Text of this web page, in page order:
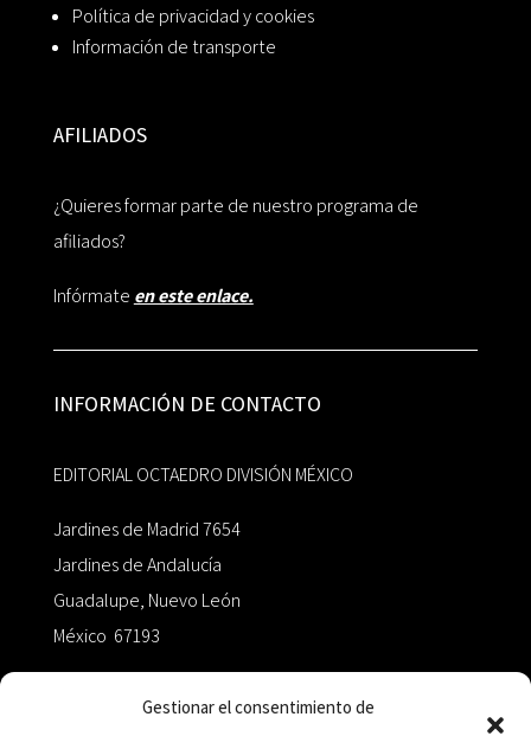
Gestionar el consentimiento de
Política de privacidad y cookies
Información de transporte
AFILIADOS
¿Quieres formar parte de nuestro programa de
afiliados?
Infórmate en este enlace.
INFORMACIÓN DE CONTACTO
EDITORIAL OCTAEDRO DIVISIÓN MÉXICO
Jardines de Madrid 7654
Jardines de Andalucía
Guadalupe, Nuevo León
México 67193